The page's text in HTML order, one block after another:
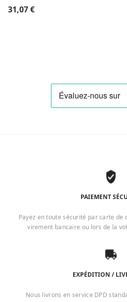
31,07€
PAIEMENT
Payez en toute sécurité par carte de
virement bancaire ou lors de la
EXPÉDITION /
Nous livrons en service DPD